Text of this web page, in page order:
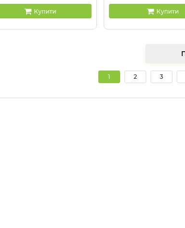
Купити Купити
1 2 3